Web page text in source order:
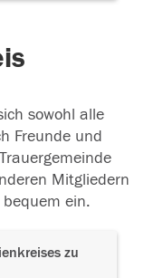
sowohl alle
Freunde und
Mitgliedern
ein.
zu